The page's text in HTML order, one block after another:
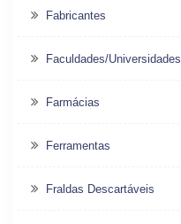
Fabricantes
Faculdades/Universidades
Farmácias
Ferramentas
Fraldas Descartáveis